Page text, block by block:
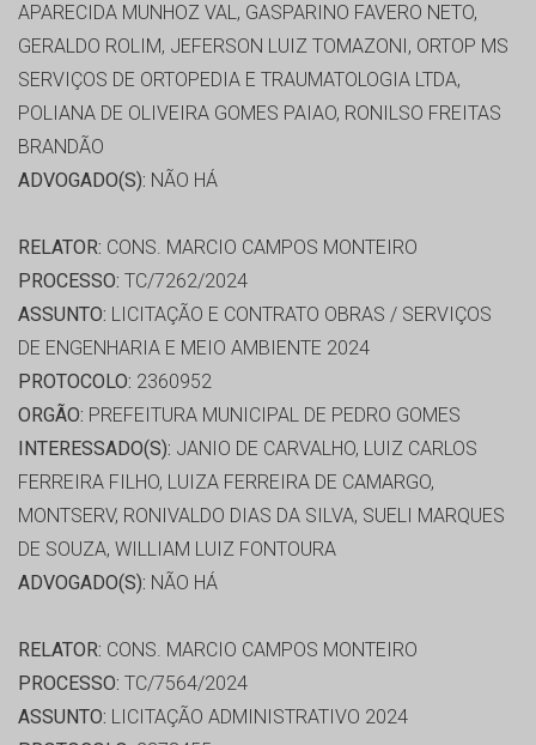
APARECIDA MUNHOZ VAL, GASPARINO FAVERO NETO,
GERALDO ROLIM, JEFERSON LUIZ TOMAZONI, ORTOP MS
SERVIÇOS DE ORTOPEDIA E TRAUMATOLOGIA LTDA,
POLIANA DE OLIVEIRA GOMES PAIAO, RONILSO FREITAS
BRANDÃO
ADVOGADO(S): NÃO HÁ
RELATOR: CONS. MARCIO CAMPOS MONTEIRO
PROCESSO: TC/7262/2024
ASSUNTO: LICITAÇÃO E CONTRATO OBRAS / SERVIÇOS
DE ENGENHARIA E MEIO AMBIENTE 2024
PROTOCOLO: 2360952
ORGÃO: PREFEITURA MUNICIPAL DE PEDRO GOMES
INTERESSADO(S): JANIO DE CARVALHO, LUIZ CARLOS
FERREIRA FILHO, LUIZA FERREIRA DE CAMARGO,
MONTSERV, RONIVALDO DIAS DA SILVA, SUELI MARQUES
DE SOUZA, WILLIAM LUIZ FONTOURA
ADVOGADO(S): NÃO HÁ
RELATOR: CONS. MARCIO CAMPOS MONTEIRO
PROCESSO: TC/7564/2024
ASSUNTO: LICITAÇÃO ADMINISTRATIVO 2024